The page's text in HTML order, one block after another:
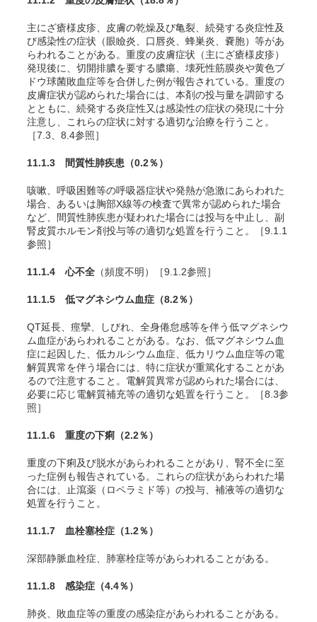
主にざ瘡様皮疹、皮膚の乾燥及び亀裂、続発する炎症性及
び感染性の症状（眼瞼炎、口唇炎、蜂巣炎、嚢胞）等があ
らわれることがある。重度の皮膚症状（主にざ瘡様皮疹）
発現後に、切開排膿を要する膿瘍、壊死性筋膜炎や黄色ブ
ドウ球菌敗血症等を合併した例が報告されている。重度の
皮膚症状が認められた場合には、本剤の投与量を調節する
とともに、続発する炎症性又は感染性の症状の発現に十分
注意し、これらの症状に対する適切な治療を行うこと。
［7.3、8.4参照］
11.1.3 間質性肺疾患 （0.2％）
咳嗽、呼吸困難等の呼吸器症状や発熱が急激にあらわれた
場合、あるいは胸部X線等の検査で異常が認められた場合
など、間質性肺疾患が疑われた場合には投与を中止し、副
腎皮質ホルモン剤投与等の適切な処置を行うこと。［9.1.1
参照］
11.1.4 心不全 （頻度不明）［9.1.2参照］
11.1.5 低マグネシウム血症 （8.2％）
QT延長、痙攣、しびれ、全身倦怠感等を伴う低マグネシウ
ム血症があらわれることがある。なお、低マグネシウム血
症に起因した、低カルシウム血症、低カリウム血症等の電
解質異常を伴う場合には、特に症状が重篤化することがあ
るので注意すること。電解質異常が認められた場合には、
必要に応じ電解質補充等の適切な処置を行うこと。［8.3参
照］
11.1.6 重度の下痢 （2.2％）
重度の下痢及び脱水があらわれることがあり、腎不全に至
った症例も報告されている。これらの症状があらわれた場
合には、止瀉薬（ロペラミド等）の投与、補液等の適切な
処置を行うこと。
11.1.7 血栓塞栓症 （1.2％）
深部静脈血栓症、肺塞栓症等があらわれることがある。
11.1.8 感染症 （4.4％）
肺炎、敗血症等の重度の感染症があらわれることがある。